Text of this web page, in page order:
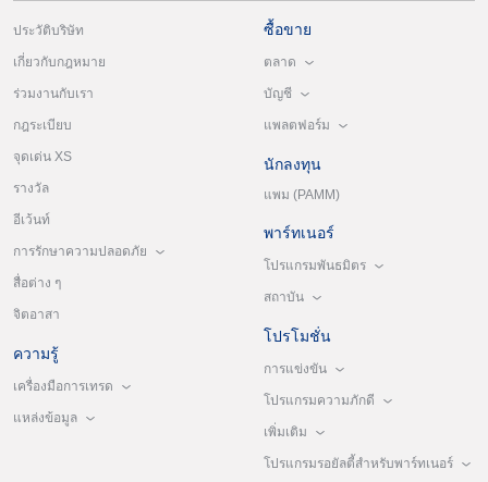
ประวัติบริษัท
เกี่ยวกับกฎหมาย
ร่วมงานกับเรา
กฎระเบียบ
จุดเด่น XS
รางวัล
อีเว้นท์
การรักษาความปลอดภัย
สื่อต่าง ๆ
จิตอาสา
ความรู้
เครื่องมือการเทรด
แหล่งข้อมูล
ซื้อขาย
ตลาด
บัญชี
แพลตฟอร์ม
นักลงทุน
แพม (PAMM)
พาร์ทเนอร์
โปรแกรมพันธมิตร
สถาบัน
โปรโมชั่น
การแข่งขัน
โปรแกรมความภักดี
เพิ่มเติม
โปรแกรมรอยัลตี้สำหรับพาร์ทเนอร์